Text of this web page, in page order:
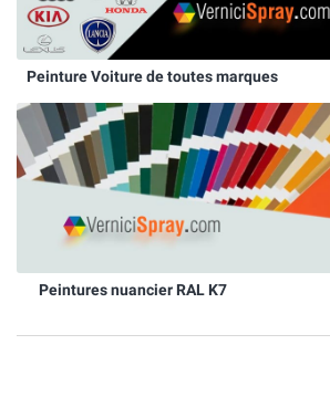
Peinture Voiture de toutes marques
Peintures nuancier RAL K7